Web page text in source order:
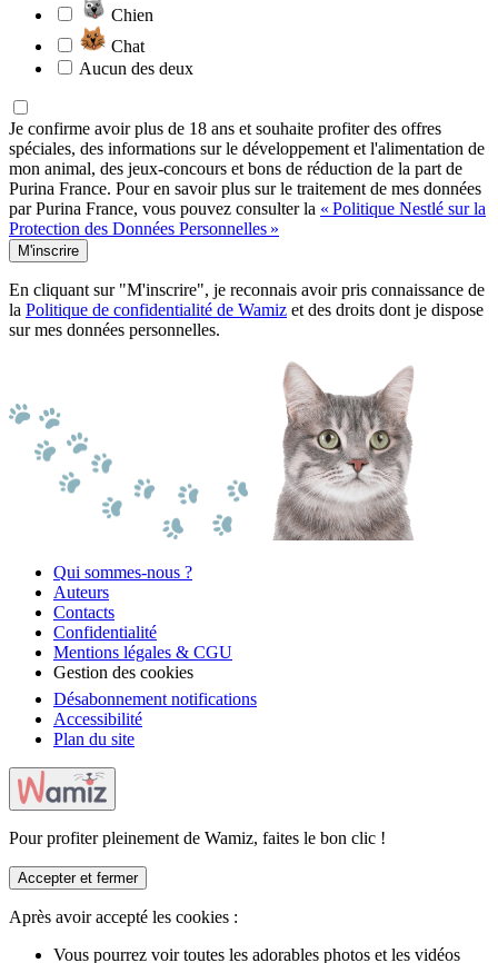
Chien
Chat
Aucun des deux
Je confirme avoir plus de 18 ans et souhaite profiter des offres
spéciales, des informations sur le développement et l'alimentation de
mon animal, des jeux-concours et bons de réduction de la part de
Purina France. Pour en savoir plus sur le traitement de mes données
par Purina France, vous pouvez consulter la « Politique Nestlé sur la
Protection des Données Personnelles »
M'inscrire
En cliquant sur "M'inscrire", je reconnais avoir pris connaissance de
la Politique de confidentialité de Wamiz et des droits dont je dispose
sur mes données personnelles.
Qui sommes-nous ?
Auteurs
Contacts
Confidentialité
Mentions légales & CGU
Gestion des cookies
Désabonnement notifications
Accessibilité
Plan du site
Pour profiter pleinement de Wamiz, faites le bon clic !
Accepter et fermer
Après avoir accepté les cookies :
Vous pourrez voir toutes les adorables photos et les vidéos